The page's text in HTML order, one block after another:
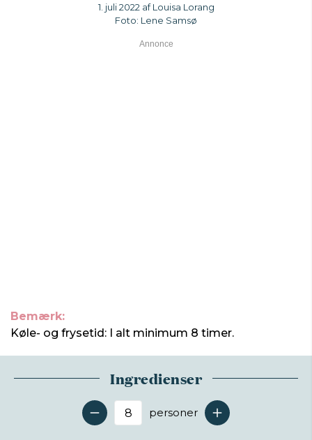
1. juli 2022 af Louisa Lorang
Foto: Lene Samsø
Bemærk:
Køle- og frysetid: I alt minimum 8 timer.
Ingredienser
Antal serveringer
personer